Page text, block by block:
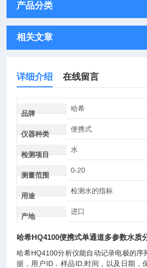
产品分类
相关文章
详细介绍 在线留言
品牌
哈希
仪器种类
便携式
检测项目
水
测量范围
0-20
用途
检测水的指标
产地
进口
哈希HQ4100便携式单通道多参数水质
哈希HQ4100分析仪能自动记录电极的序
据，用户 ID．样品 ID, 时间，以及日期，